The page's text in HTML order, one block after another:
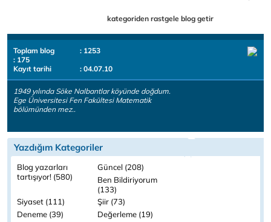
kategoriden rastgele blog getir
Toplam blog
: 1253
: 175
Kayıt tarihi
: 04.07.10
1949 yılında Söke Nalbantlar köyünde doğdum.
Ege Üniversitesi Fen Fakültesi Matematik
bölümünden mez..
Yazdığım Kategoriler
Blog yazarları
tartışıyor! (580)
Güncel (208)
Ben Bildiriyorum
(133)
Siyaset (111)
Şiir (73)
Deneme (39)
Değerleme (19)